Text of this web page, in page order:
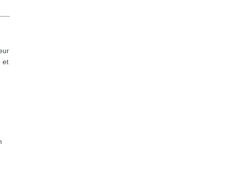
et